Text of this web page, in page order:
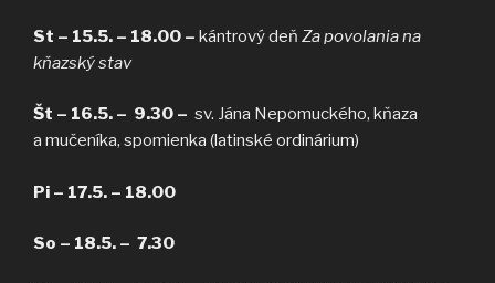
St – 15.5. – 18.00 – kántrový deň Za povolania na
kňazský stav
Št – 16.5. – 9.30 – sv. Jána Nepomuckého, kňaza
a mučeníka, spomienka (latinské ordinárium)
Pi – 17.5. – 18.00
So – 18.5. – 7.30